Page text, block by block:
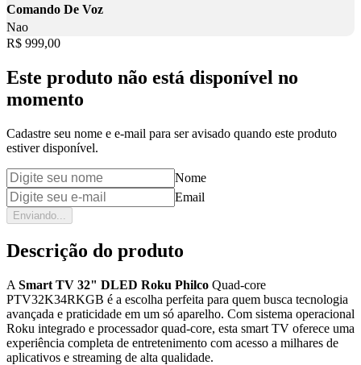
Comando De Voz
Nao
Price:
R$ 999,00
Este produto não está disponível no
momento
Cadastre seu nome e e-mail para ser avisado quando este produto
estiver disponível.
Nome
Email
Enviando...
Descrição do produto
A Smart TV 32" DLED Roku Philco Quad-core
PTV32K34RKGB é a escolha perfeita para quem busca tecnologia
avançada e praticidade em um só aparelho. Com sistema operacional
Roku integrado e processador quad-core, esta smart TV oferece uma
experiência completa de entretenimento com acesso a milhares de
aplicativos e streaming de alta qualidade.